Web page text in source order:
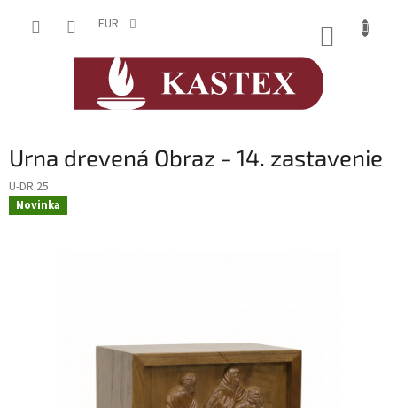
EUR
Urna drevená Obraz - 14. zastavenie
U-DR 25
Novinka